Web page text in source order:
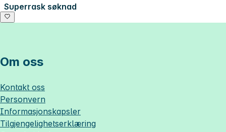
Superrask søknad
Om oss
Kontakt oss
Personvern
Informasjonskapsler
Tilgjengelighetserklæring